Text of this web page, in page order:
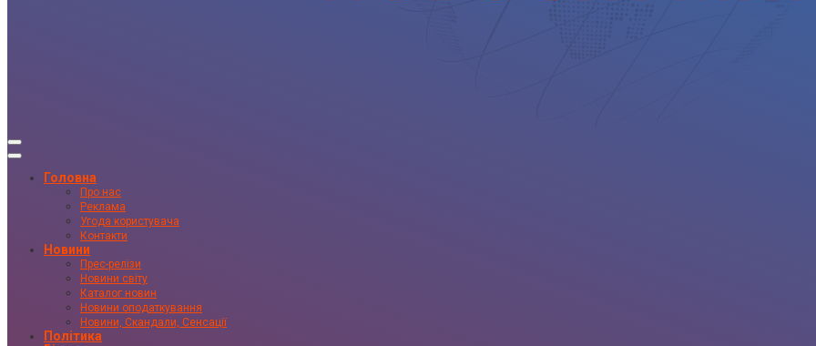
Головна
Про нас
Реклама
Угода користувача
Контакти
Новини
Прес-релізи
Новини світу
Каталог новин
Новини оподаткування
Новини, Скандали, Сенсації
Політика